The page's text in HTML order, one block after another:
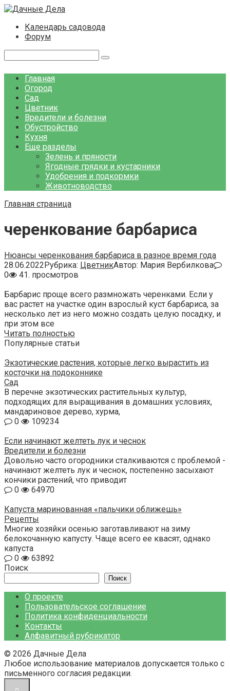
Перейти
контентуКалендарь садовода
Форум
Главная
Огород
Сад
Цветник
Вредители и болезни
Обустройство
Кухня
Еще разделы
Зелень и пряности
Ягодные грядки и кустарники
Удобрения и подкормки
Животноводство
Главная страница
черенкование барбариса
Нюансы черенкования барбариса в разное время года
28.06.2022Рубрика: ЦветникАвтор: Мария Вербилкова
0
41. просмотров
Барбарис проще всего размножать черенками. Если у
вас растет на участке один взрослый куст барбариса, за
несколько лет из него можно создать целую посадку, и
при этом все
Читать полностью
Популярные статьи
Экзотические растения, которые легко вырастить из
косточки на подоконнике
Сад
В перечне экзотических растительных культур,
подходящих для выращивания в домашних условиях,
мандариновое дерево, хурма,
0
109234
Если начинают желтеть лук и чеснок
Вредители и болезни
Довольно часто огородники сталкиваются с проблемой -
начинают желтеть лук и чеснок, постепенно засыхают
кончики растений, что приводит
0
64970
Капуста маринованная «пальчики оближешь»
Рецепты
Многие хозяйки осенью заготавливают на зиму
белокочанную капусту. Чаще всего ее квасят, однако
капуста
0
63892
Поиск
Поиск
О проекте
Пользовательское соглашение
Политика конфиденциальности
Контакты
Алфавитный рубрикатор
© 2026 Дачные Дела
Любое использование материалов допускается только с
письменного согласия редакции.